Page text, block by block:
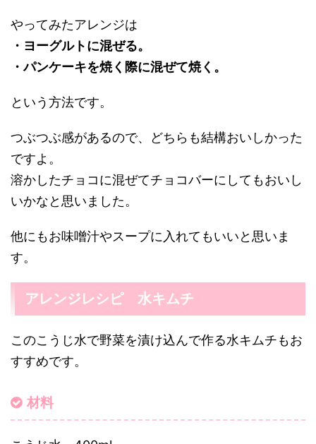
やってみたアレンジは
・ヨーグルトに混ぜる。
・パンケーキを焼く際に混ぜて焼く。
という方法です。
つぶつぶ感があるので、どちらも結構おいしかった
ですよ。
溶かしたチョコに混ぜてチョコバーにしてもおいし
いかなと思いました。
他にもお味噌汁やスープに入れてもいいと思いま
す。
アレンジレシピ 水キムチ
このこうじ水で野菜を漬け込んで作る水キムチもお
すすめです。
材料